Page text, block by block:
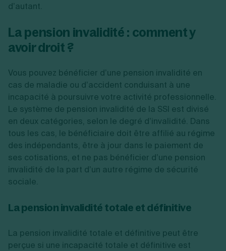
d’autant.
La pension invalidité : comment y
avoir droit ?
Vous pouvez bénéficier d’une pension invalidité en
cas de maladie ou d’accident conduisant à une
incapacité à poursuivre votre activité professionnelle.
Le système de pension invalidité de la SSI est divisé
en deux catégories, selon le degré d’invalidité. Dans
tous les cas, le bénéficiaire doit être affilié au régime
des indépendants, être à jour dans le paiement de
ses cotisations, et ne pas bénéficier d’une pension
invalidité de la part d’un autre régime de sécurité
sociale.
La pension invalidité totale et définitive
La pension invalidité totale et définitive peut être
perçue si une incapacité totale et définitive est